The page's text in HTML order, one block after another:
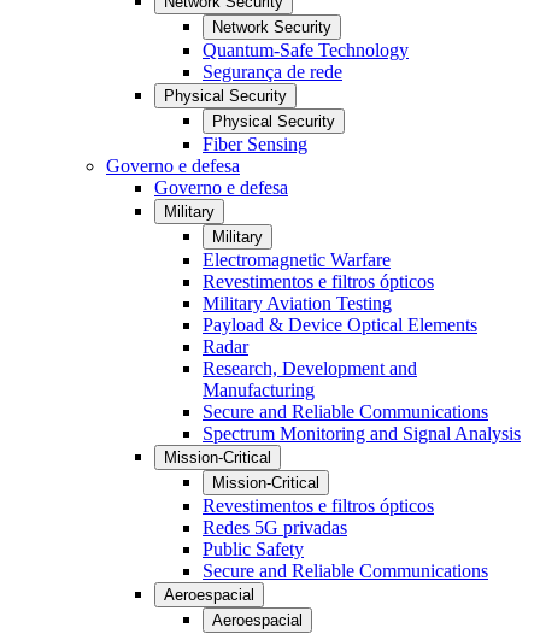
Network Security
Quantum-Safe Technology
Segurança de rede
Physical Security
Physical Security
Fiber Sensing
Governo e defesa
Governo e defesa
Military
Military
Electromagnetic Warfare
Revestimentos e filtros ópticos
Military Aviation Testing
Payload & Device Optical Elements
Radar
Research, Development and
Manufacturing
Secure and Reliable Communications
Spectrum Monitoring and Signal Analysis
Mission-Critical
Mission-Critical
Revestimentos e filtros ópticos
Redes 5G privadas
Public Safety
Secure and Reliable Communications
Aeroespacial
Aeroespacial